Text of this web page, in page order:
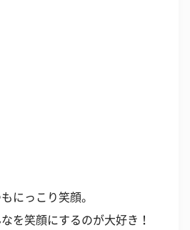
にっこり笑顔。
を笑顔にするのが大好き！